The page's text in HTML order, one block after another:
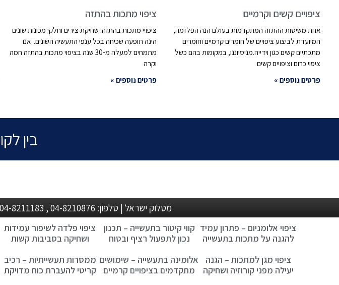
ציפויים קשים וקרמיים
אחת משיטות ההתזה המתקדמות בעולם הנה הפלזמה,
המיועדת לביצוע ציפויים של חומרים קרמיים וחומרים
מתכתיים קשים כגון וידייה.מניסיוננו, במקומות בהם כשל
ציפוי כרום וציפויים קשים
פרטים נוספים »
ציפוי מתכות בהתזה
ציפויי מתכות בהתזה: שחיקת צירים וחלקי מכונות שונים
הינה תופעה שכיחה בכל ענפי התעשיה השונים. אנו
מתמחים למעלה מ-30 שנה בציפוי מתכות בהתזה חמה
וקרה
פרטים נוספים »
בין
מטלוק ישראל | טלפון: 04-8210876 , 04-8211183 | פקס: 04-8210877 | metalock@zahav.net.il
ציפוי אלומניום – פתרון עמיד
להגנה על מתכות בתעשייה
קווי קיטור בתעשייה – תכנון
נכון לתפעול רציף ובטוח
ציפוי פלדה לשיפור עמידות
ושחיקה בסביבות קשות
ציפוי מגן למתכות – הגנה
יעילה מפני קורוזיה ושחיקה
אלומינה בתעשייה – שימושים
מתקדמים בציפויים קרמיים
ממסרות תעשייתיות – רכיב
קריטי להעברת כוח מדויקת